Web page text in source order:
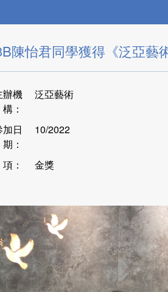
陳怡君同學獲得《泛亞
辦機
構：
泛亞藝術
加日
期：
10/2022
： 金獎